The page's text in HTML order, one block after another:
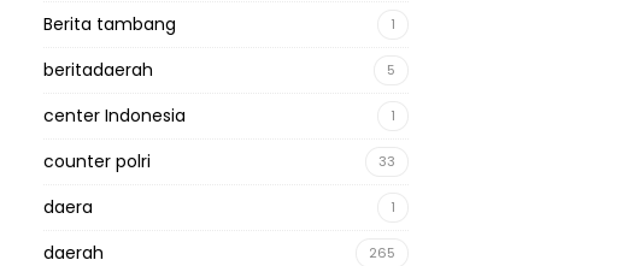
Berita tambang 1
beritadaerah 5
center Indonesia 1
counter polri 33
daera 1
daerah 265